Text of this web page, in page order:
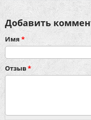
Добавить
Имя *
Отзыв*